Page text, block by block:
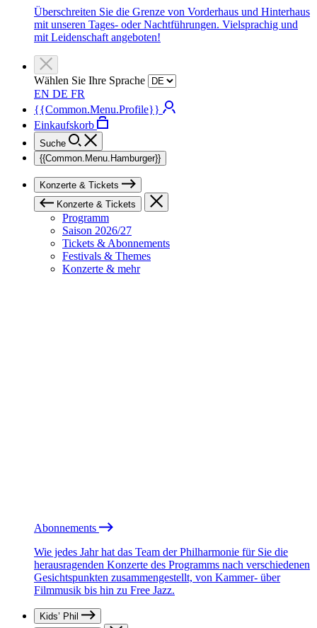
Überschreiten Sie die Grenze von Vorderhaus und Hinterhaus
mit unseren Tages- oder Nachtführungen. Vielsprachig und
mit Leidenschaft angeboten!
Wählen Sie Ihre Sprache
EN DE FR
{{Common.Menu.Profile}}
Einkaufskorb
Suche
{{Common.Menu.Hamburger}}
Konzerte & Tickets
Konzerte & Tickets
Programm
Saison 2026/27
Tickets & Abonnements
Festivals & Themes
Konzerte & mehr
Abonnements
Wie jedes Jahr hat das Team der Philharmonie für Sie die
herausragenden Konzerte des Programms nach verschiedenen
Gesichtspunkten zusammengestellt, von Kammer- über
Filmmusik bis hin zu Free Jazz.
Kids’ Phil